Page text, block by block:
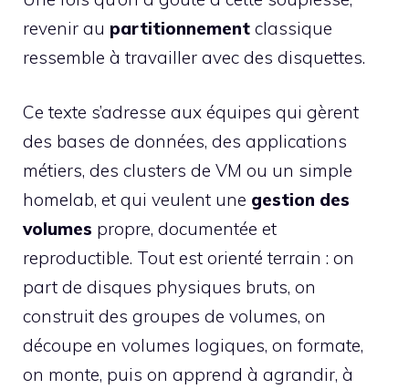
revenir au partitionnement classique
ressemble à travailler avec des disquettes.
Ce texte s’adresse aux équipes qui gèrent
des bases de données, des applications
métiers, des clusters de VM ou un simple
homelab, et qui veulent une gestion des
volumes propre, documentée et
reproductible. Tout est orienté terrain : on
part de disques physiques bruts, on
construit des groupes de volumes, on
découpe en volumes logiques, on formate,
on monte, puis on apprend à agrandir, à